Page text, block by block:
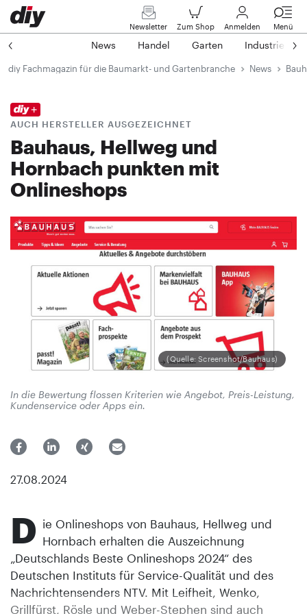
Newsletter Zum Shop Anmelden Menü
News Handel Garten Industrie
diy Fachmagazin für die Baumarkt- und Gartenbranche News
AUCH HERSTELLER AUSGEZEICHNET
Bauhaus, Hellweg und
Hornbach punkten mit
Onlineshops
(Quelle: Screenshot/Bauhaus)
In die Bewertung flossen Kriterien wie Angebot, Preis-Leistung,
Kundenservice oder Apps ein.
27.08.2024
D ie Onlineshops von Bauhaus, Hellweg und
Hornbach erhalten die Auszeichnung
„Deutschlands Beste Onlineshops 2024“ des
Deutschen Instituts für Service-Qualität und des
Nachrichtensenders NTV. Mit Leifheit, Wenko,
Grillfürst, Rösle und Weber-Stephen sind auch